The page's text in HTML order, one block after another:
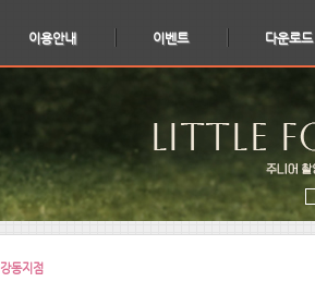
이용안내 이벤트 다운로드
강동지점
스케치북5
스케치북5